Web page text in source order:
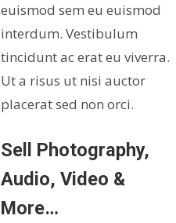
euismod sem eu euismod
interdum. Vestibulum
tincidunt ac erat eu viverra.
Ut a risus ut nisi auctor
placerat sed non orci.
Sell Photography,
Audio, Video &
More…